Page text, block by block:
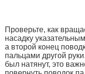
Проверьте, как
насадку
а второй конец
пальцами другой
был натянут, это